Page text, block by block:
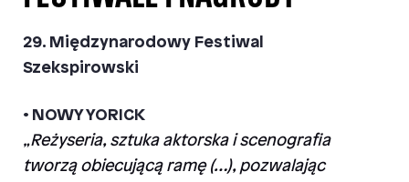
29. Międzynarodowy Festiwal
Szekspirowski
• NOWY YORICK
„Reżyseria, sztuka aktorska i scenografia
tworzą obiecującą ramę (…), pozwalając